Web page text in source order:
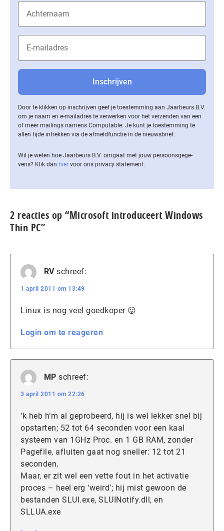
Door te klikken op inschrijven geef je toestemming aan Jaarbeurs B.V.
om je naam en e-mailadres te verwerken voor het verzenden van een
of meer mailings namens Computable. Je kunt je toestemming te
allen tijde intrekken via de af­meld­func­tie in de nieuwsbrief.
Wil je weten hoe Jaarbeurs B.V. omgaat met jouw per­soons­ge­ge­
vens? Klik dan hier voor ons privacy statement.
2 reacties op “Microsoft introduceert Windows
Thin PC”
RV schreef:
1 april 2011 om 13:49
Linux is nog veel goedkoper 😛
Login om te reageren
MP schreef:
3 april 2011 om 22:26
‘k heb h’m al geprobeerd, hij is wel lekker snel bij
opstarten; 52 tot 64 seconden voor een kaal
systeem van 1GHz Proc. en 1 GB RAM, zonder
Pagefile, afluiten gaat nog sneller: 12 tot 21
seconden.
Maar, er zit wel een vette fout in het activatie
proces – heel erg ‘weird’; hij mist gewoon de
bestanden SLUI.exe, SLUINotify.dll, en
SLLUA.exe